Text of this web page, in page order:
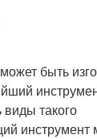
быть
такого
инструмент